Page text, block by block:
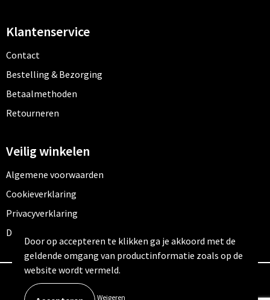
Klantenservice
Contact
Bestelling & Bezorging
Betaalmethoden
Retourneren
Veilig winkelen
Algemene voorwaarden
Cookieverklaring
Privacyverklaring
Disclaimer
© Copyright Outfitters 2026
Door op accepteren te klikken ga je akkoord met de
geldende omgang van productinformatie zoals op de
website wordt vermeld.
Weigeren